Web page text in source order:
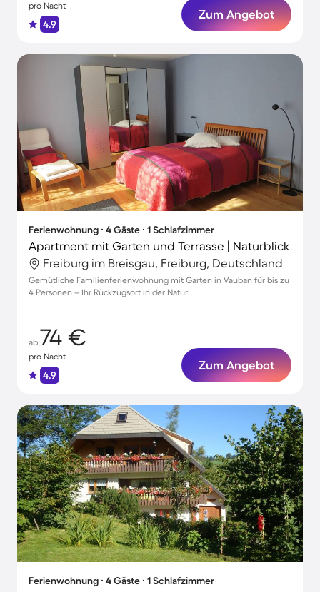
pro Nacht
4.9
Zum Angebot
Ferienwohnung ∙ 4 Gäste ∙ 1 Schlafzimmer
Apartment mit Garten und Terrasse | Naturblick
Freiburg im Breisgau, Freiburg, Deutschland
Gemütliche Familienferienwohnung mit Garten in Vauban für bis zu
4 Personen – Ihr Rückzugsort in der Natur!
ab 74 €
pro Nacht
4.9
Zum Angebot
Ferienwohnung ∙ 4 Gäste ∙ 1 Schlafzimmer